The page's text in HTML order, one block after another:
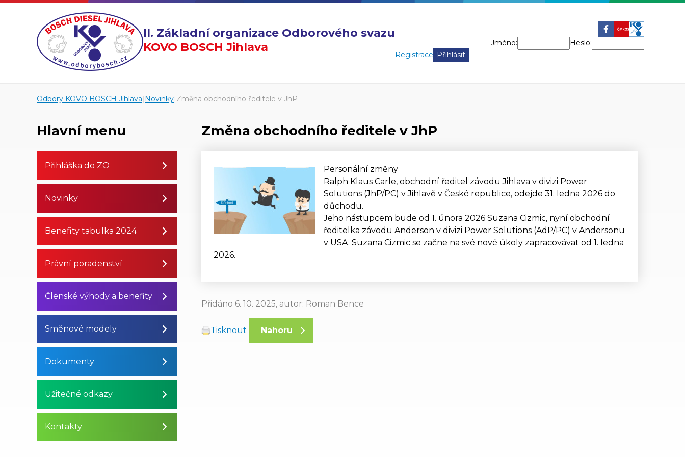
II. Základní organizace Odborového svazu
KOVO BOSCH Jihlava
Jméno:
Heslo:
Registrace
Odbory KOVO BOSCH Jihlava|Novinky|Změna obchodního ředitele v JhP
Změna obchodního ředitele v JhP
Personální změny
Ralph Klaus Carle, obchodní ředitel závodu Jihlava v divizi Power
Solutions (JhP/PC) v Jihlavě v České republice, odejde 31. ledna 2026 do
důchodu.
Jeho nástupcem bude od 1. února 2026 Suzana Cizmic, nyní obchodní
ředitelka závodu Anderson v divizi Power Solutions (AdP/PC) v Andersonu
v USA. Suzana Cizmic se začne na své nové úkoly zapracovávat od 1. ledna
2026.
Přidáno 6. 10. 2025, autor: Roman Bence
Tisknout Nahoru
Hlavní menu
Přihláška do ZO
Novinky
Benefity tabulka 2024
Právní poradenství
Členské výhody a benefity
Směnové modely
Dokumenty
Užitečné odkazy
Kontakty